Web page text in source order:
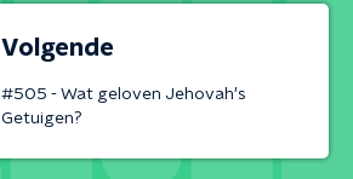
Volgende
#505 - Wat geloven Jehovah's
Getuigen?